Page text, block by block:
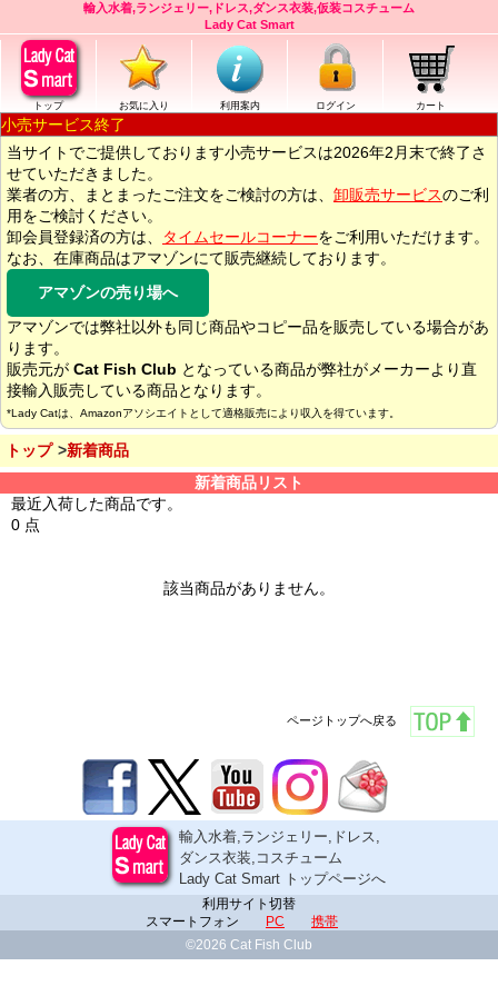
輸入水着,ランジェリー,ドレス,ダンス衣装,仮装コスチューム
Lady Cat Smart
トップ お気に入り 利用案内 ログイン カート
小売サービス終了
当サイトでご提供しております小売サービスは2026年2月末で終了さ
せていただきました。
業者の方、まとまったご注文をご検討の方は、 卸販売サービスのご利
用をご検討ください。
卸会員登録済の方は、
タイムセールコーナーをご利用いただけます。
なお、在庫商品はアマゾンにて販売継続しております。
アマゾンの売り場へ
アマゾンでは弊社以外も同じ商品やコピー品を販売している場合があ
ります。
販売元が Cat Fish Club となっている商品が弊社がメーカーより直
接輸入販売している商品となります。
*Lady Catは、Amazonアソシエイトとして適格販売により収入を得ています。
トップ
新着商品
新着商品リスト
最近入荷した商品です。
0 点
該当商品がありません。
ページトップへ戻る
輸入水着,ランジェリー,ドレス,
ダンス衣装,コスチューム
Lady Cat Smart トップページへ
利用サイト切替
スマートフォン
PC
携帯
©2026 Cat Fish Club